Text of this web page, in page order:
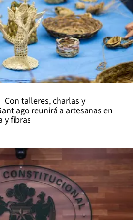
Con talleres, charlas y
reunirá a artesanas en
y fibras